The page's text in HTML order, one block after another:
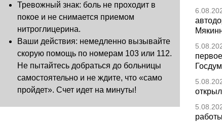
Тревожный знак: боль не проходит в
покое и не снимается приемом
нитроглицерина.
Ваши действия: немедленно вызывайте
скорую помощь по номерам 103 или 112.
Не пытайтесь добраться до больницы
самостоятельно и не ждите, что «само
пройдет». Счет идет на минуты!